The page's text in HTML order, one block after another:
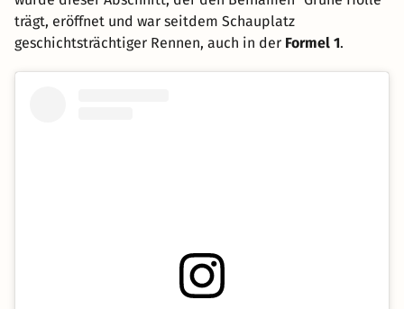
trägt, eröffnet und war seitdem Schauplatz
geschichtsträchtiger Rennen, auch in der Formel 1.